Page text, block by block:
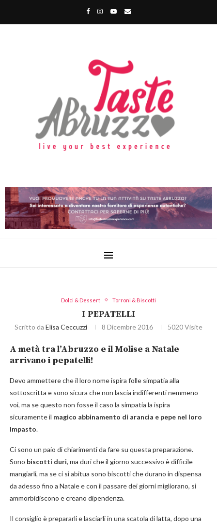
Dolci & Dessert Torroni & Biscotti
I PEPATELLI
Scritto da Elisa Ceccuzzi 8 Dicembre 2016 5020Visite
A metà tra l’Abruzzo e il Molise a Natale
arrivano i pepatelli!
Devo ammettere che il loro nome ispira folle simpatia alla
sottoscritta e sono sicura che non lascia indifferenti nemmeno
voi, ma se questo non fosse il caso la simpatia la ispira
sicuramente il magico abbinamento di arancia e pepe nel loro
impasto.
Ci sono un paio di chiarimenti da fare su questa preparazione.
Sono biscotti duri, ma duri che il giorno successivo è difficile
mangiarli, ma se ci si abitua sono biscotti che durano in dispensa
da adesso fino a Natale e con il passare dei giorni migliorano, si
ammorbidiscono e creano dipendenza.
Il consiglio è prepararli e lasciarli in una scatola di latta, dopo una